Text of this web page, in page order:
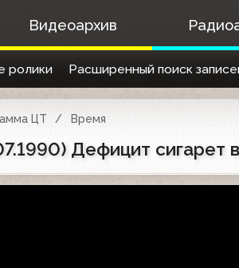
Видеоархив
ролики Расширенный поиск
ЦТ Время
Дефицит сигарет